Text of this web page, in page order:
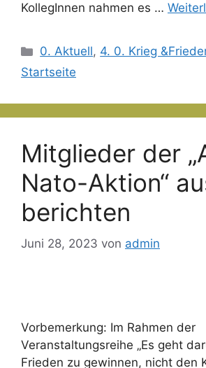
KollegInnen nahmen es …
Kategorien
0. Aktuell, 4. 0. Krieg
Startseite
Mitglieder der
Nato-Aktion“
berichten
Juni 28, 2023 von admin
Vorbemerkung: Im Rahmen der
Veranstaltungsreihe „Es geht
Frieden zu gewinnen, nicht den